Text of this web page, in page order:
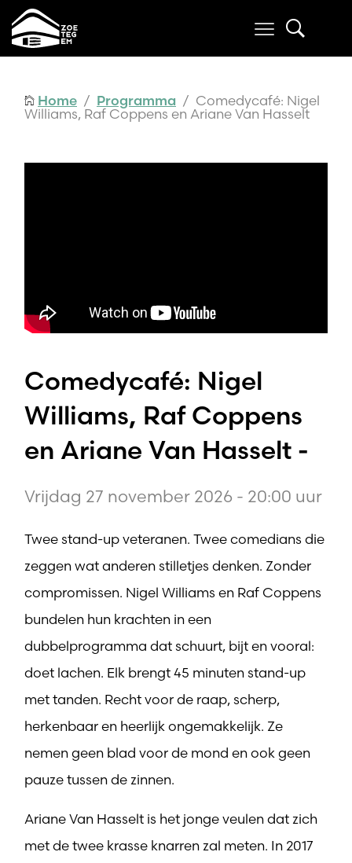
Home / Programma / Comedycafé: Nigel
Williams, Raf Coppens en Ariane Van Hasselt
Comedycafé: Nigel
Williams, Raf Coppens
en Ariane Van Hasselt -
Vrijdag 27 november 2026 - 20:00 uur
Twee stand-up veteranen. Twee comedians die
zeggen wat anderen stilletjes denken. Zonder
compromissen. Nigel Williams en Raf Coppens
bundelen hun krachten in een
dubbelprogramma dat schuurt, bijt en vooral:
doet lachen. Elk brengt 45 minuten stand-up
met tanden. Recht voor de raap, scherp,
herkenbaar en heerlijk ongemakkelijk. Ze
nemen geen blad voor de mond en ook geen
pauze tussen de zinnen.
Ariane Van Hasselt is het jonge veulen dat zich
met de twee krasse knarren zal meten. In 2017